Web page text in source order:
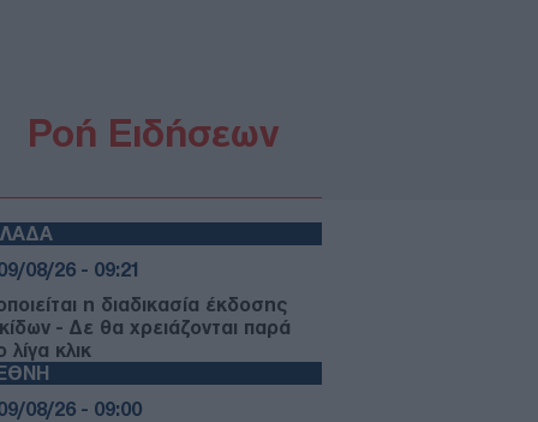
Ροή Ειδήσεων
08/26 - 09:21
η διαδικασία έκδοσης
- Δε θα χρειάζονται παρά
λίγα κλικ
08/26 - 09:00